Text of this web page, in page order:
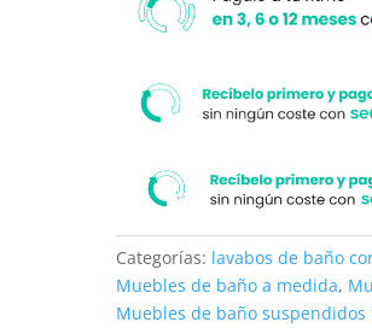
Categorías: lavabos de baño
Muebles de baño a medida,
Muebles de baño suspendidos